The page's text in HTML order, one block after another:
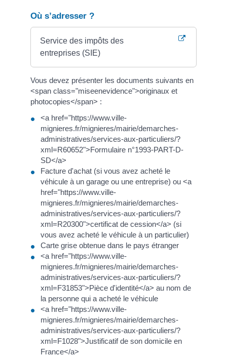
Où s’adresser ?
Service des impôts des
entreprises (SIE)
Vous devez présenter les documents suivants en
<span class="miseenevidence">originaux et
photocopies</span> :
<a href="https://www.ville-
mignieres.fr/mignieres/mairie/demarches-
administratives/services-aux-particuliers/?
xml=R60652">Formulaire n°1993-PART-D-
SD</a>
Facture d'achat (si vous avez acheté le
véhicule à un garage ou une entreprise) ou <a
href="https://www.ville-
mignieres.fr/mignieres/mairie/demarches-
administratives/services-aux-particuliers/?
xml=R20300">certificat de cession</a> (si
vous avez acheté le véhicule à un particulier)
Carte grise obtenue dans le pays étranger
<a href="https://www.ville-
mignieres.fr/mignieres/mairie/demarches-
administratives/services-aux-particuliers/?
xml=F31853">Pièce d'identité</a> au nom de
la personne qui a acheté le véhicule
<a href="https://www.ville-
mignieres.fr/mignieres/mairie/demarches-
administratives/services-aux-particuliers/?
xml=F1028">Justificatif de son domicile en
France</a>